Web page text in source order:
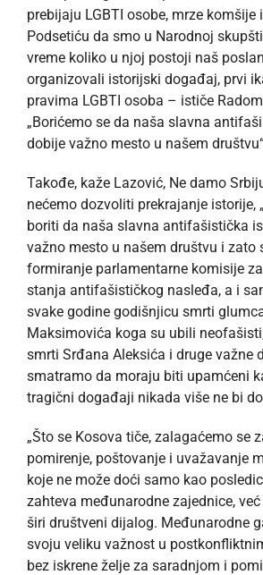
prebijaju LGBTI osobe, mrze komšije
Podsetiću da smo u Narodnoj
vreme koliko u njoj postoji naš
organizovali istorijski događaj, prvi
pravima LGBTI osoba – ističe
„Borićemo se da naša slavna
dobije važno mesto u našem
Takođe, kaže Lazović, Ne damo
nećemo dozvoliti prekrajanje istorije,
boriti da naša slavna antifašistička
važno mesto u našem društvu i zato
formiranje parlamentarne komisije
stanja antifašističkog nasleđa, a i
svake godine godišnjicu smrti
Maksimovića koga su ubili
smrti Srđana Aleksića i druge važne
smatramo da moraju biti upamćeni
tragični događaji nikada više ne bi
„Što se Kosova tiče, zalagaćemo se
pomirenje, poštovanje i uvažavanje
koje ne može doći samo kao
zahteva međunarodne zajednice,
širi društveni dijalog. Međunarodne
svoju veliku važnost u
bez iskrene želje za saradnjom i